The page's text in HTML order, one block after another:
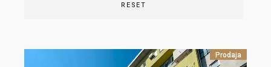
RESET
Prodaja